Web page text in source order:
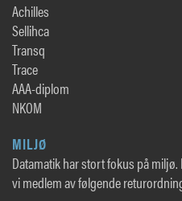
Achilles
Sellihca
Transq
Trace
AAA-diplom
NKOM
MILJØ
Datamatik har stort fokus på
vi medlem av følgende